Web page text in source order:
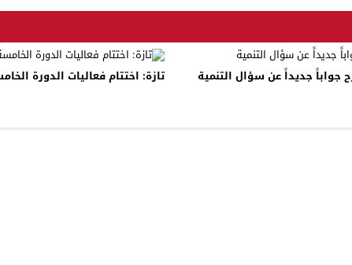
جواباً جديداً عن سؤال التنمية تازة: اختتام فعاليات الدورة الخامسة لمهرجان اللوز بأكنول